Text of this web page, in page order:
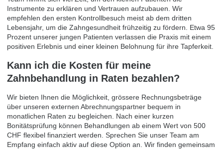
Instrumente zu erklären und Vertrauen aufzubauen. Wir
empfehlen den ersten Kontrollbesuch meist ab dem dritten
Lebensjahr, um die Zahngesundheit frühzeitig zu fördern. Etwa 95
Prozent unserer jungen Patienten verlassen die Praxis mit einem
positiven Erlebnis und einer kleinen Belohnung für ihre Tapferkeit.
Kann ich die Kosten für meine
Zahnbehandlung in Raten bezahlen?
Wir bieten Ihnen die Möglichkeit, grössere Rechnungsbeträge
über unseren externen Abrechnungspartner bequem in
monatlichen Raten zu begleichen. Nach einer kurzen
Bonitätsprüfung können Behandlungen ab einem Wert von 500
CHF flexibel finanziert werden. Sprechen Sie unser Team am
Empfang einfach aktiv auf diese Option an. Wir finden gemeinsam